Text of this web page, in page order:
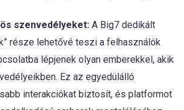
szenvedélyeket: A Big7 dedikált
része lehetővé teszi a felhasználók
lépjenek olyan emberekkel, akik
Ez az egyedülálló
interakciókat biztosít, és platformot